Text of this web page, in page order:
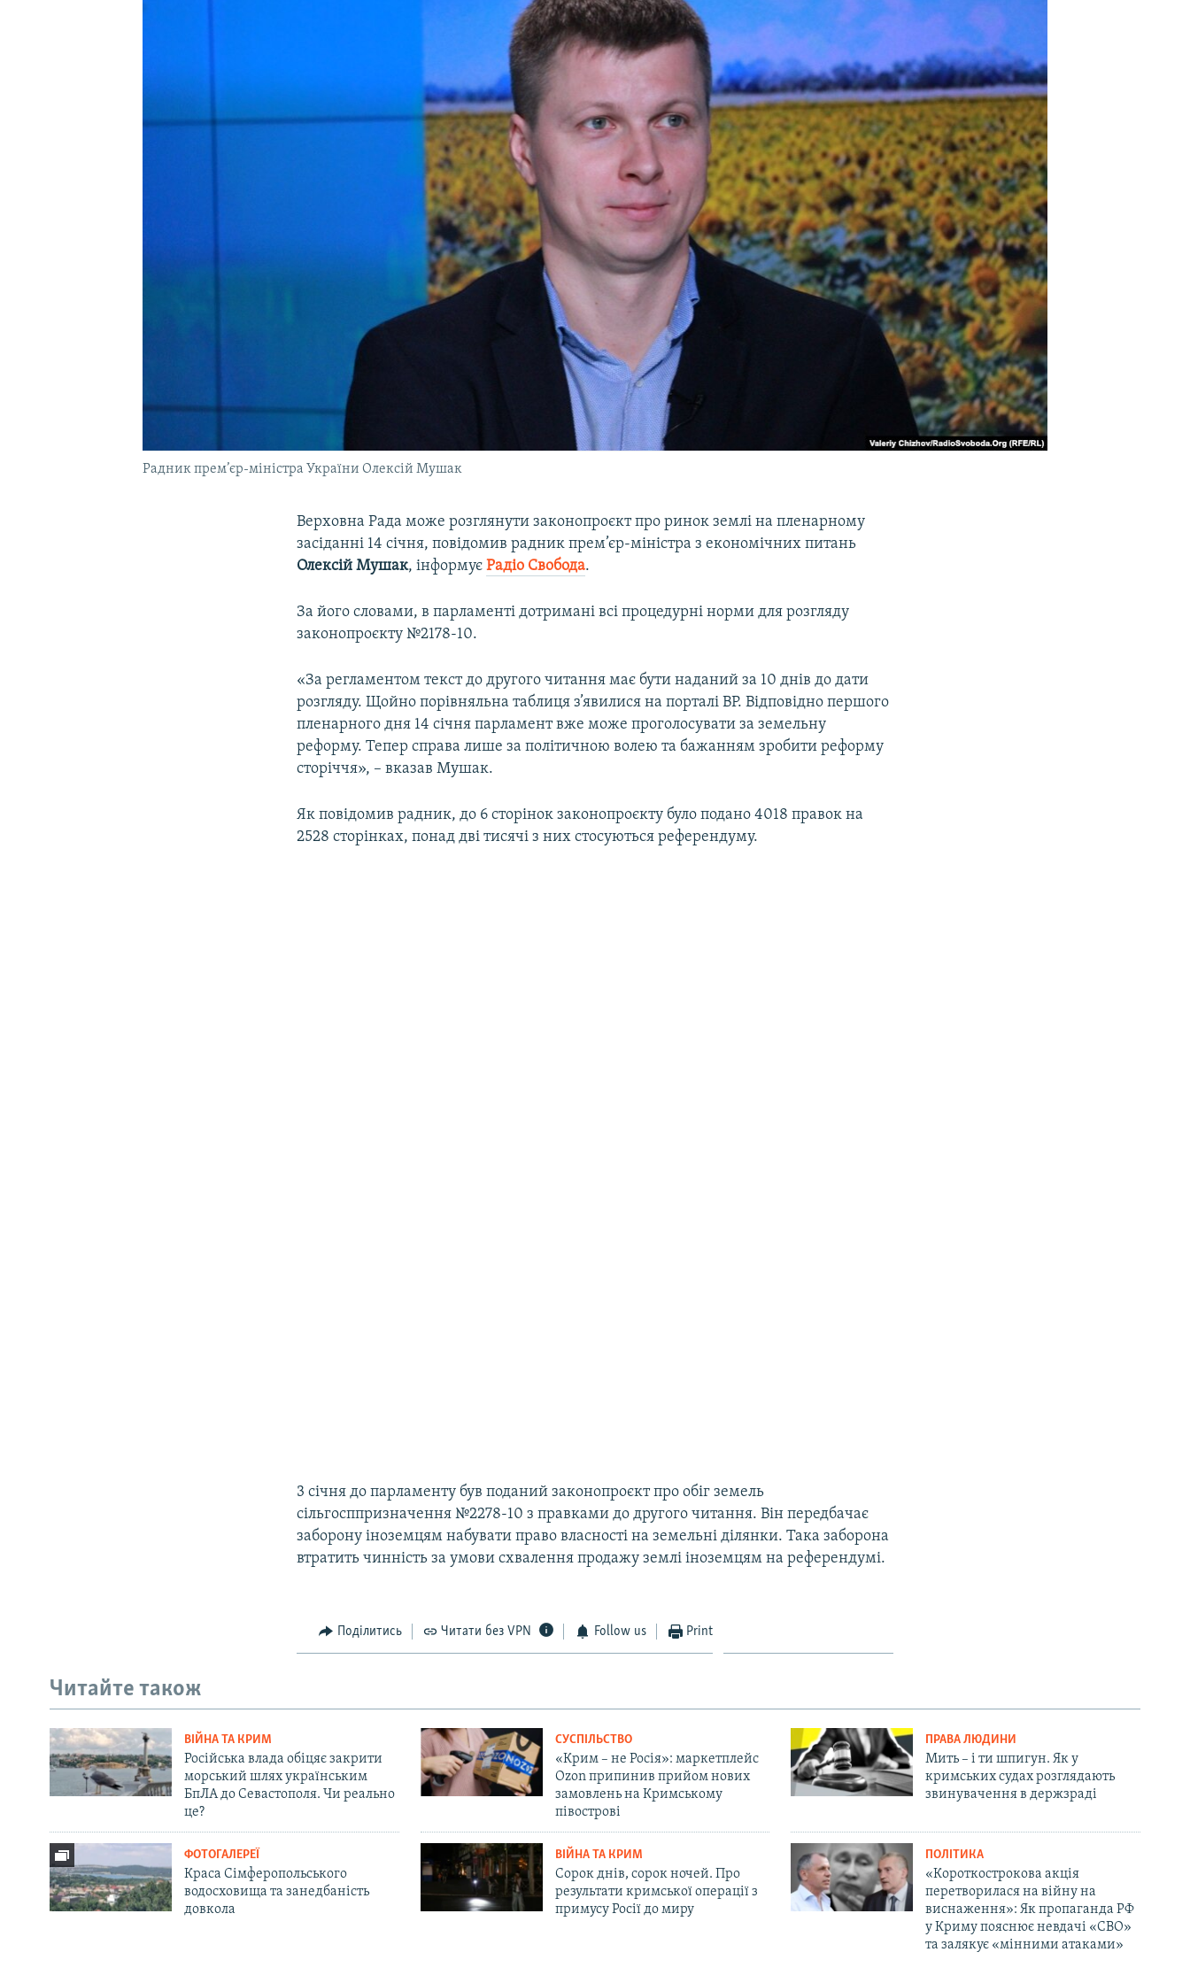
Радник прем’єр-міністра України Олексій Мушак
Верховна Рада може розглянути законопроєкт про ринок землі на пленарному
засіданні 14 січня, повідомив радник прем’єр-міністра з економічних питань
Олексій Мушак, інформуєРадіо Свобода.​
За його словами, в парламенті дотримані всі процедурні норми для розгляду
законопроєкту №2178-10.
«За регламентом текст до другого читання має бути наданий за 10 днів до дати
розгляду. Щойно порівняльна таблиця з’явилися на порталі ВР. Відповідно першого
пленарного дня 14 січня парламент вже може проголосувати за земельну
реформу. Тепер справа лише за політичною волею та бажанням зробити реформу
сторіччя», – вказав Мушак.
Як повідомив радник, до 6 сторінок законопроєкту було подано 4018 правок на
2528 сторінках, понад дві тисячі з них стосуються референдуму.
3 січня до парламенту був поданий законопроєкт про обіг земель
сільгосппризначення №2278-10 з правками до другого читання. Він передбачає
заборону іноземцям набувати право власності на земельні ділянки. Така заборона
втратить чинність за умови схвалення продажу землі іноземцям на референдумі.
Поділитись Читати без VPN Follow us Print
Читайте також
ВІЙНА ТА КРИМ
Російська влада обіцяє закрити
морський шлях українським
БпЛА до Севастополя. Чи реально
це?
СУСПІЛЬСТВО
«Крим – не Росія»: маркетплейс
Ozon припинив прийом нових
замовлень на Кримському
півострові
ПРАВА ЛЮДИНИ
Мить – і ти шпигун. Як у
кримських судах розглядають
звинувачення в держзраді
ФОТОГАЛЕРЕЇ
Краса Сімферопольського
водосховища та занедбаність
довкола
ВІЙНА ТА КРИМ
Сорок днів, сорок ночей. Про
результати кримської операції з
примусу Росії до миру
ПОЛІТИКА
«Короткострокова акція
перетворилася на війну на
виснаження»: Як пропаганда РФ
у Криму пояснює невдачі «СВО»
та залякує «мінними атаками»